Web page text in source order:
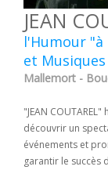
JEAN
l'Humour "à
et
Mallemort -
"JEAN
découvrir un
événements et
garantir le succès